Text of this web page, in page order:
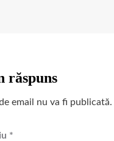
răspuns
email nu va fi publicată.
*